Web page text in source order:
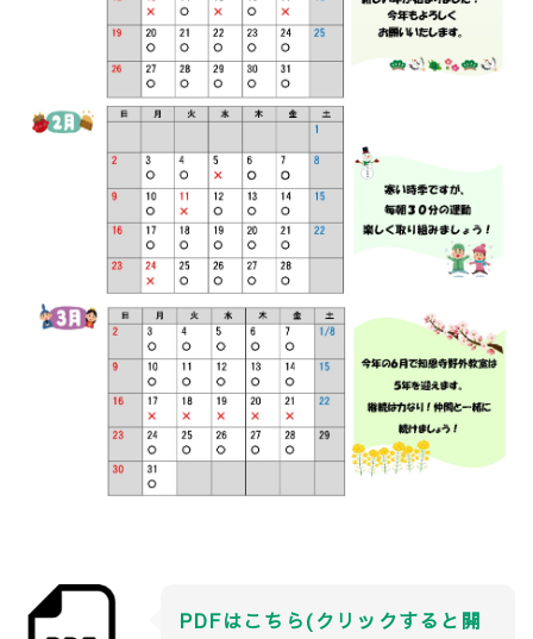
PDFはこちら(クリックすると開